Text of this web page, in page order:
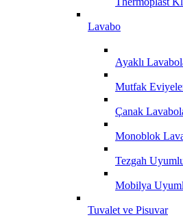
Lavabo
Ayaklı
Mutfak
Çanak
Monoblok
Tezgah
Mobilya
Tuvalet ve Pisuvar